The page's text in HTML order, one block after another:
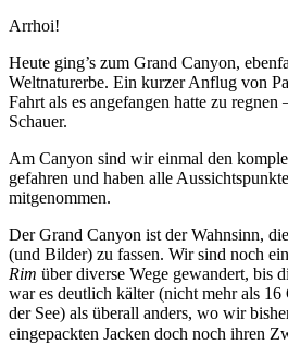
Arrhoi!
Heute ging’s zum Grand Canyon,
Weltnaturerbe. Ein kurzer Anflug von
Fahrt als es angefangen hatte zu
Schauer.
Am Canyon sind wir einmal den
gefahren und haben alle
mitgenommen.
Der Grand Canyon ist der Wahnsinn,
(und Bilder) zu fassen. Wir sind noch
Rim über diverse Wege gewandert, bis
war es deutlich kälter (nicht mehr als
der See) als überall anders, wo wir
eingepackten Jacken doch noch ihren